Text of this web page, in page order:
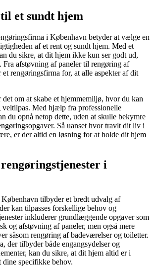
et sundt hjem
i København betyder at vælge en
af et rent og sundt hjem. Med et
du sikre, at dit hjem ikke kun ser godt ud,
Fra afstøvning af paneler til rengøring af
et rengøringsfirma for, at alle aspekter af dit
det om at skabe et hjemmemiljø, hvor du kan
veltilpas. Med hjælp fra professionelle
du opnå netop dette, uden at skulle bekymre
Så uanset hvor travlt dit liv i
er der altid en løsning for at holde dit hjem
i
tilbyder et bredt udvalg af
kan tilpasses forskellige behov og
inkluderer grundlæggende opgaver som
og afstøvning af paneler, men også mere
såsom rengøring af badeværelser og toiletter.
der tilbyder både engangsydelser og
kan du sikre, at dit hjem altid er i
dine specifikke behov.